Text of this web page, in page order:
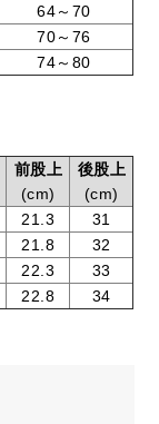
64～70
70～76
74～80
前股上
(cm)
後股上
(cm)
21.3
31
21.8
32
22.3
33
22.8 34